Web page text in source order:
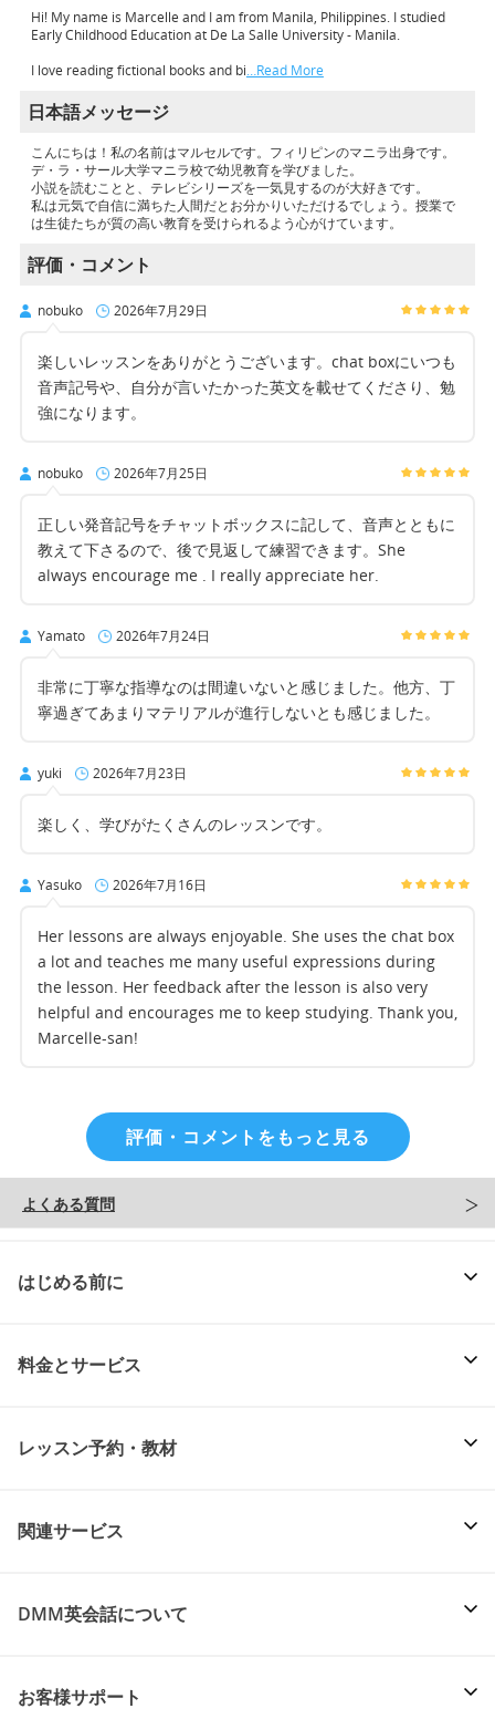
Hi! My name is Marcelle and I am from Manila, Philippines. I studied
Early Childhood Education at De La Salle University - Manila.
I love reading fictional books and bi…Read More
日本語メッセージ
こんにちは！私の名前はマルセルです。フィリピンのマニラ出身です。
デ・ラ・サール大学マニラ校で幼児教育を学びました。
小説を読むことと、テレビシリーズを一気見するのが大好きです。
私は元気で自信に満ちた人間だとお分かりいただけるでしょう。授業で
は生徒たちが質の高い教育を受けられるよう心がけています。
評価・コメント
nobuko 2026年7月29日
楽しいレッスンをありがとうございます。chat boxにいつも
音声記号や、自分が言いたかった英文を載せてくださり、勉
強になります。
nobuko 2026年7月25日
正しい発音記号をチャットボックスに記して、音声とともに
教えて下さるので、後で見返して練習できます。She
always encourage me . I really appreciate her.
Yamato 2026年7月24日
非常に丁寧な指導なのは間違いないと感じました。他方、丁
寧過ぎてあまりマテリアルが進行しないとも感じました。
yuki 2026年7月23日
楽しく、学びがたくさんのレッスンです。
Yasuko 2026年7月16日
Her lessons are always enjoyable. She uses the chat box
a lot and teaches me many useful expressions during
the lesson. Her feedback after the lesson is also very
helpful and encourages me to keep studying. Thank you,
Marcelle-san!
評価・コメントをもっと見る
よくある質問
はじめる前に
料金とサービス
レッスン予約・教材
関連サービス
DMM英会話について
お客様サポート